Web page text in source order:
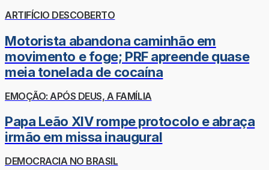
ARTIFÍCIO DESCOBERTO
Motorista abandona caminhão em
movimento e foge; PRF apreende quase
meia tonelada de cocaína
EMOÇÃO: APÓS DEUS, A FAMÍLIA
Papa Leão XIV rompe protocolo e abraça
irmão em missa inaugural
DEMOCRACIA NO BRASIL